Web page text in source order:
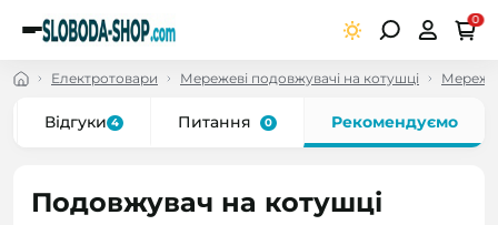
0
Електротовари Мережеві подовжувачі на котушці
Відгуки 4 Питання 0 Рекомендуємо
Подовжувач на котушці